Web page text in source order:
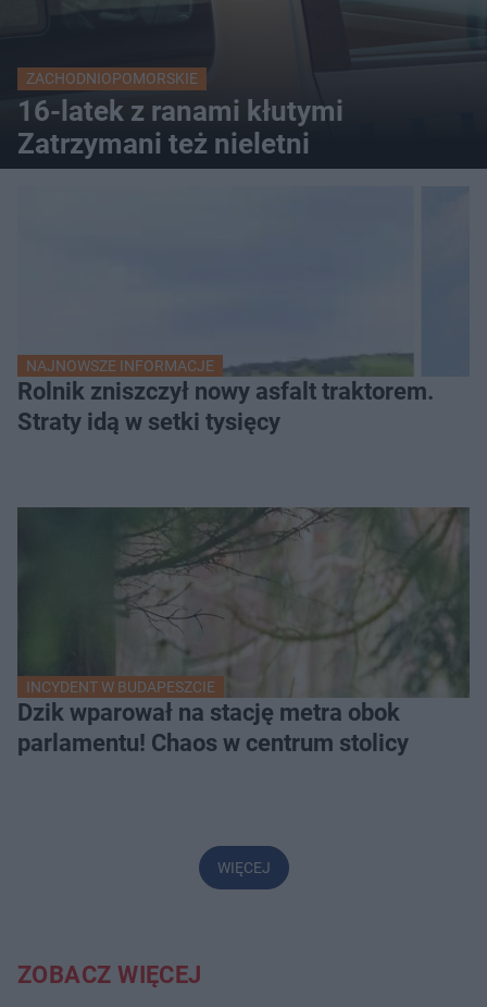
ZACHODNIOPOMORSKIE
16-latek z ranami kłutymi
Zatrzymani też nieletni
NAJNOWSZE INFORMACJE
Rolnik zniszczył nowy asfalt traktorem.
Straty idą w setki tysięcy
INCYDENT W BUDAPESZCIE
Dzik wparował na stację metra obok
parlamentu! Chaos w centrum stolicy
WIĘCEJ
ZOBACZ WIĘCEJ